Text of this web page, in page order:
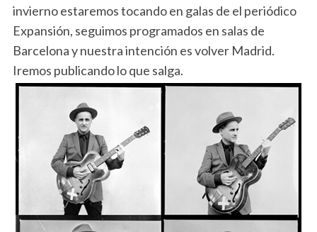
invierno estaremos tocando en galas de el periódico
Expansión, seguimos programados en salas de
Barcelona y nuestra intención es volver Madrid.
Iremos publicando lo que salga.